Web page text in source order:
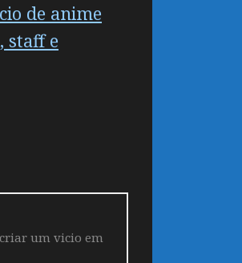
de anime
staff e
um vicio em